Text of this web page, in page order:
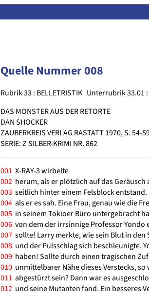
Quelle Nummer 008
Rubrik 33 : BELLETRISTIK Unterrubrik 33.01 :
DAS MONSTER AUS DER RETORTE
DAN SHOCKER
ZAUBERKREIS VERLAG RASTATT 1970, S. 54-
SERIE: Z SILBER-KRIMI NR. 862
001 X-RAY-3 wirbelte
002 herum, als er plötzlich auf das
003 seitlich hinter einem Felsblock
004 als er es sah. Eine Frau, genau wie die
005 in seinem Tokioer Büro untergebracht
006 von dem der irrsinnige Professor Yondo
007 sollte! Larry merkte, wie sein Blut in den
008 und der Pulsschlag sich beschleunigte.
009 haben! Sollte durch einen tragischen
010 unmittelbarer Nähe dieses Verstecks,
011 abgestürzt sein? Dann war es
012 und seine Mutanten fand. Ein besseres